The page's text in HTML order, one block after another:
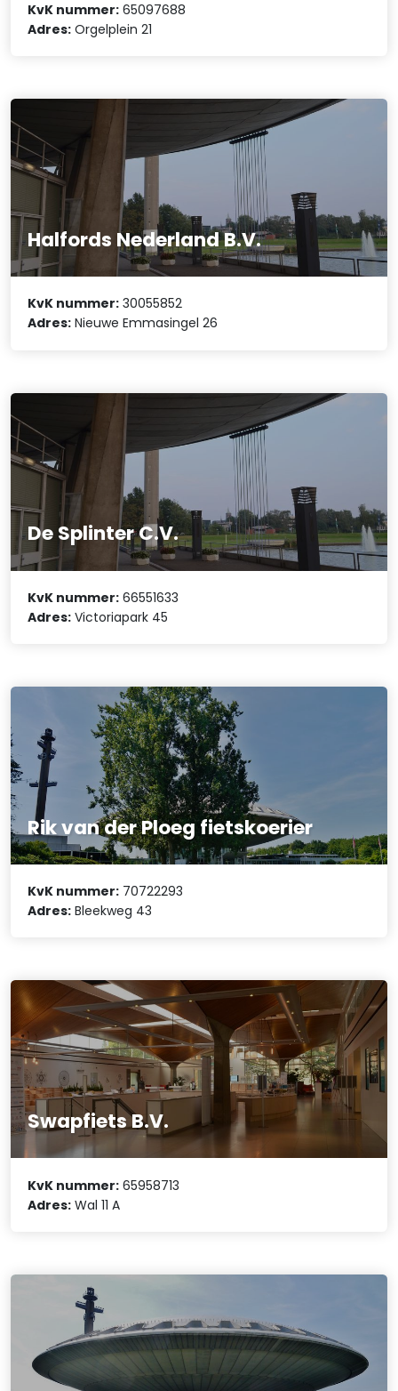
KvK nummer: 65097688
Adres: Orgelplein 21
Halfords Nederland B.V.
KvK nummer: 30055852
Adres: Nieuwe Emmasingel 26
De Splinter C.V.
KvK nummer: 66551633
Adres: Victoriapark 45
Rik van der Ploeg fietskoerier
KvK nummer: 70722293
Adres: Bleekweg 43
Swapfiets B.V.
KvK nummer: 65958713
Adres: Wal 11 A